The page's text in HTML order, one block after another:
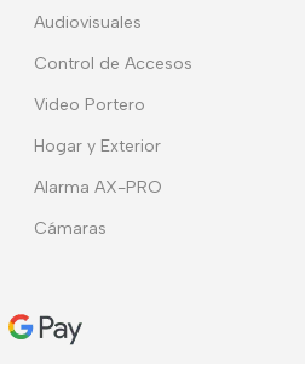
Audiovisuales
Control de Accesos
Video Portero
Hogar y Exterior
Alarma AX-PRO
Cámaras